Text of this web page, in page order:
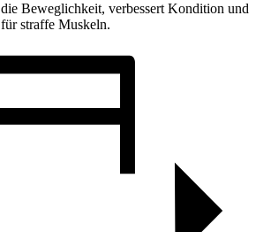
Beweglichkeit, verbessert Kondition und
straffe Muskeln.